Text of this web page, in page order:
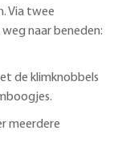
Via twee
naar beneden:
de klimknobbels
meerdere